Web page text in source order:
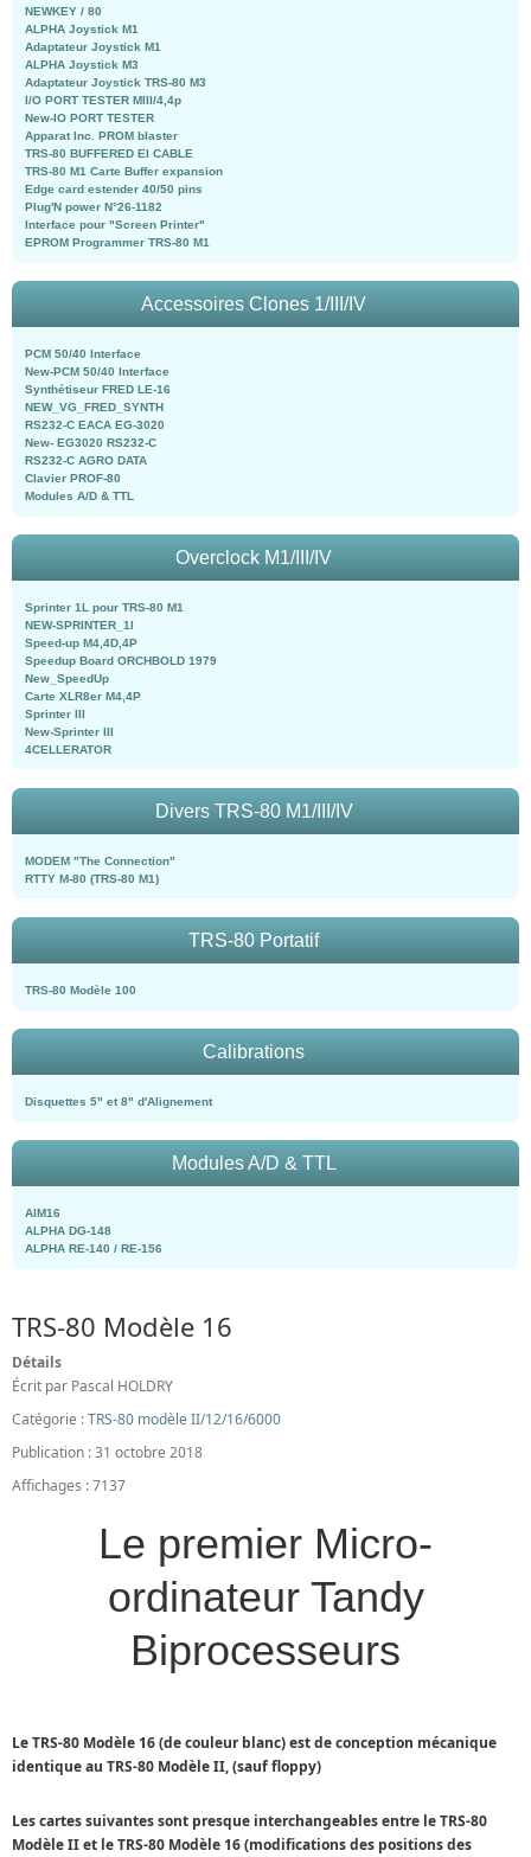
NEWKEY / 80
ALPHA Joystick M1
Adaptateur Joystick M1
ALPHA Joystick M3
Adaptateur Joystick TRS-80 M3
I/O PORT TESTER MIII/4,4p
New-IO PORT TESTER
Apparat Inc. PROM blaster
TRS-80 BUFFERED EI CABLE
TRS-80 M1 Carte Buffer expansion
Edge card estender 40/50 pins
Plug'N power N°26-1182
Interface pour "Screen Printer"
EPROM Programmer TRS-80 M1
Accessoires Clones 1/III/IV
PCM 50/40 Interface
New-PCM 50/40 Interface
Synthétiseur FRED LE-16
NEW_VG_FRED_SYNTH
RS232-C EACA EG-3020
New- EG3020 RS232-C
RS232-C AGRO DATA
Clavier PROF-80
Modules A/D & TTL
Overclock M1/III/IV
Sprinter 1L pour TRS-80 M1
NEW-SPRINTER_1l
Speed-up M4,4D,4P
Speedup Board ORCHBOLD 1979
New_SpeedUp
Carte XLR8er M4,4P
Sprinter III
New-Sprinter III
4CELLERATOR
Divers TRS-80 M1/III/IV
MODEM "The Connection"
RTTY M-80 (TRS-80 M1)
TRS-80 Portatif
TRS-80 Modèle 100
Calibrations
Disquettes 5" et 8" d'Alignement
Modules A/D & TTL
AIM16
ALPHA DG-148
ALPHA RE-140 / RE-156
TRS-80 Modèle 16
Détails
Écrit par Pascal HOLDRY
Catégorie :TRS-80 modèle II/12/16/6000
Publication : 31 octobre 2018
Affichages : 7137
Le premier Micro-
ordinateur Tandy
Biprocesseurs
Le TRS-80 Modèle 16 (de couleur blanc) est de conception mécanique
identique au TRS-80 Modèle II, (sauf floppy)
Les cartes suivantes sont presque interchangeables entre le TRS-80
Modèle II et le TRS-80 Modèle 16 (modifications des positions des